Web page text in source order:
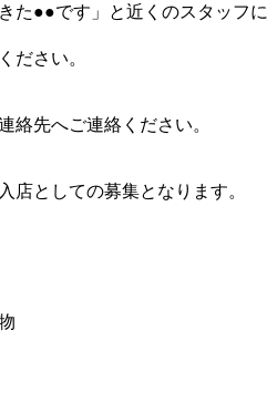
た●●です」と近くのスタッフに
ださい。
絡先へご連絡ください。
店としての募集となります。